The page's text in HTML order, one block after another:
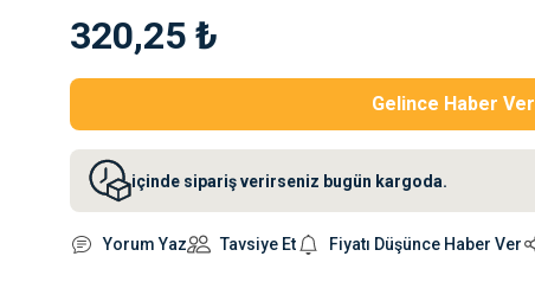
320,25 ₺
Gelince Haber Ver
içinde sipariş verirseniz bugün kargoda.
Yorum Yaz Tavsiye Et Fiyatı Düşünce Haber Ver